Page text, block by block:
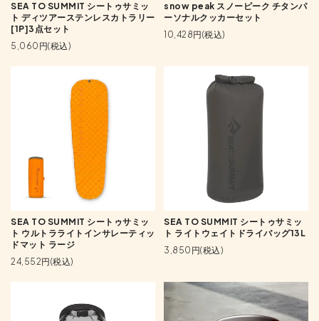
SEA TO SUMMIT シートゥサミッ
ト ディツアーステンレスカトラリー
[1P]3点セット
5,060円(税込)
snow peak スノーピーク チタンパ
ーソナルクッカーセット
10,428円(税込)
SEA TO SUMMIT シートゥサミッ
ト ウルトラライトインサレーティッ
ドマット ラージ
24,552円(税込)
SEA TO SUMMIT シートゥサミッ
ト ライトウェイトドライバッグ13L
3,850円(税込)